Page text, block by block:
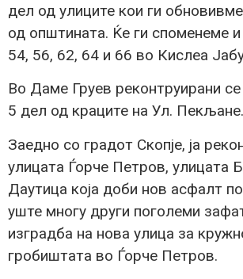
дел од улиците кои ги
од општината. Ќе ги споменеме и
54, 56, 62, 64 и 66 во Кислеа
Во Даме Груев реконтруирани
5 дел од краците на Ул. Пекљане.
Заедно со градот Скопје, ја
улицата Ѓорче Петров, улицата
Даутица која доби нов асфалт
уште многу други поголеми
изградба на нова улица за
гробиштата во Ѓорче Петров.